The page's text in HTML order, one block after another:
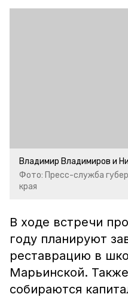
Владимир Владимиров и
Фото: Пресс-служба
края
В ходе встречи
году планируют
реставрацию в
Марьинской.
собираются